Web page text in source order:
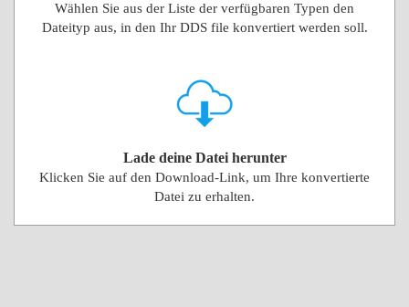
Wählen Sie aus der Liste der verfügbaren Typen den
Dateityp aus, in den Ihr DDS file konvertiert werden soll.
Lade deine Datei herunter
Klicken Sie auf den Download-Link, um Ihre konvertierte
Datei zu erhalten.